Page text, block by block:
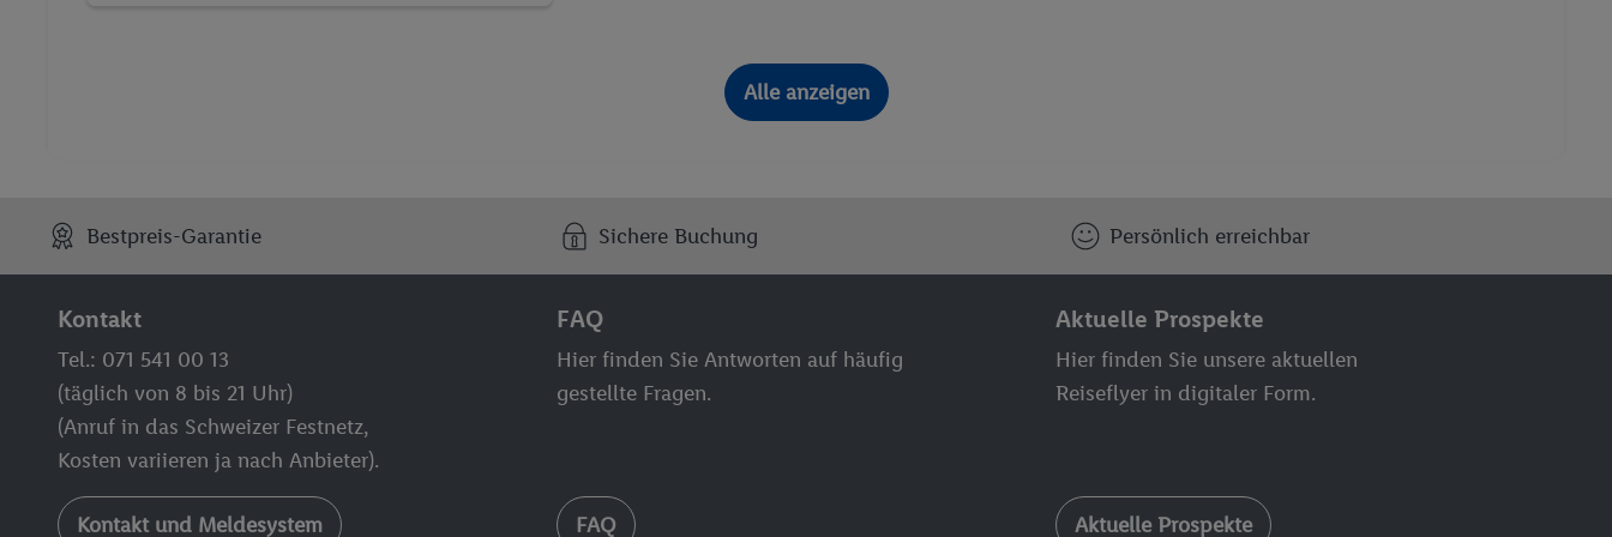
Alle anzeigen
Bestpreis-Garantie Sichere Buchung Persönlich erreichbar
Kontakt
Tel.: 071 541 00 13
(täglich von 8 bis 21 Uhr)
(Anruf in das Schweizer Festnetz,
Kosten variieren ja nach Anbieter).
Kontakt und Meldesystem
FAQ
Hier finden Sie Antworten auf häufig
gestellte Fragen.
FAQ
Aktuelle Prospekte
Hier finden Sie unsere aktuellen
Reiseflyer in digitaler Form.
Aktuelle Prospekte